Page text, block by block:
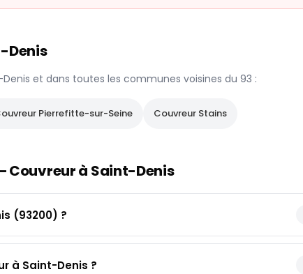
Denis
et dans toutes les communes voisines du 93 :
Pierrefitte-sur-Seine Couvreur Stains
Couvreur à Saint-Denis
(93200) ?
à Saint-Denis ?